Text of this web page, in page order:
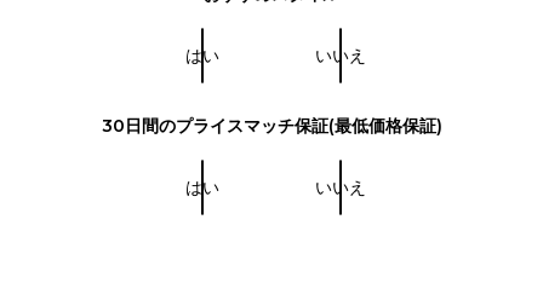
はい いいえ
30日間のプライスマッチ保証(最低価格保証)
はい いいえ